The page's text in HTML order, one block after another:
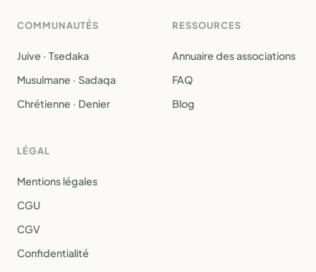
COMMUNAUTÉS
Juive · Tsedaka
Musulmane · Sadaqa
Chrétienne · Denier
RESSOURCES
Annuaire des associations
FAQ
Blog
LÉGAL
Mentions légales
CGU
CGV
Confidentialité